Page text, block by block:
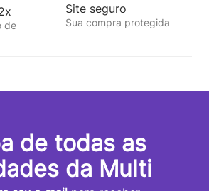
de
Site seguro
Sua compra protegida
de todas as
da Multi